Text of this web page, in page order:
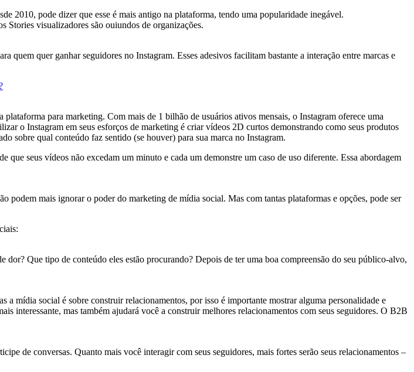
2010, pode dizer que esse é mais antigo na plataforma, tendo uma popularidade inegável.
visualizadores são ouiundos de organizações.
quem quer ganhar seguidores no Instagram. Esses adesivos facilitam bastante a interação entre marcas e
para marketing. Com mais de 1 bilhão de usuários ativos mensais, o Instagram oferece uma
o Instagram em seus esforços de marketing é criar vídeos 2D curtos demonstrando como seus produtos
sobre qual conteúdo faz sentido (se houver) para sua marca no Instagram.
seus vídeos não excedam um minuto e cada um demonstre um caso de uso diferente. Essa abordagem
mais ignorar o poder do marketing de mídia social. Mas com tantas plataformas e opções, pode ser
Que tipo de conteúdo eles estão procurando? Depois de ter uma boa compreensão do seu público-alvo,
mídia social é sobre construir relacionamentos, por isso é importante mostrar alguma personalidade e
interessante, mas também ajudará você a construir melhores relacionamentos com seus seguidores. O B2B
de conversas. Quanto mais você interagir com seus seguidores, mais fortes serão seus relacionamentos –